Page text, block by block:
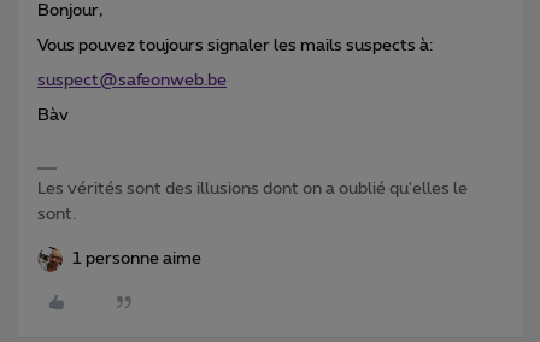
Bonjour,
Vous pouvez toujours signaler les mails suspects à:
suspect@safeonweb.be
Bàv
Les vérités sont des illusions dont on a oublié qu'elles le
sont.
1 personne aime